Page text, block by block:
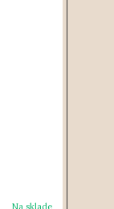
Na sklade